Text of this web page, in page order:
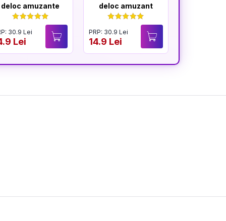
deloc amuzante
30.9 Lei
Lei
deloc amuzant
PRP: 30.9 Lei
14.9 Lei